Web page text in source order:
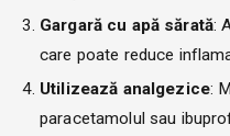
Gargară cu apă sărată:
care poate reduce
Utilizează analgezice:
paracetamolul sau